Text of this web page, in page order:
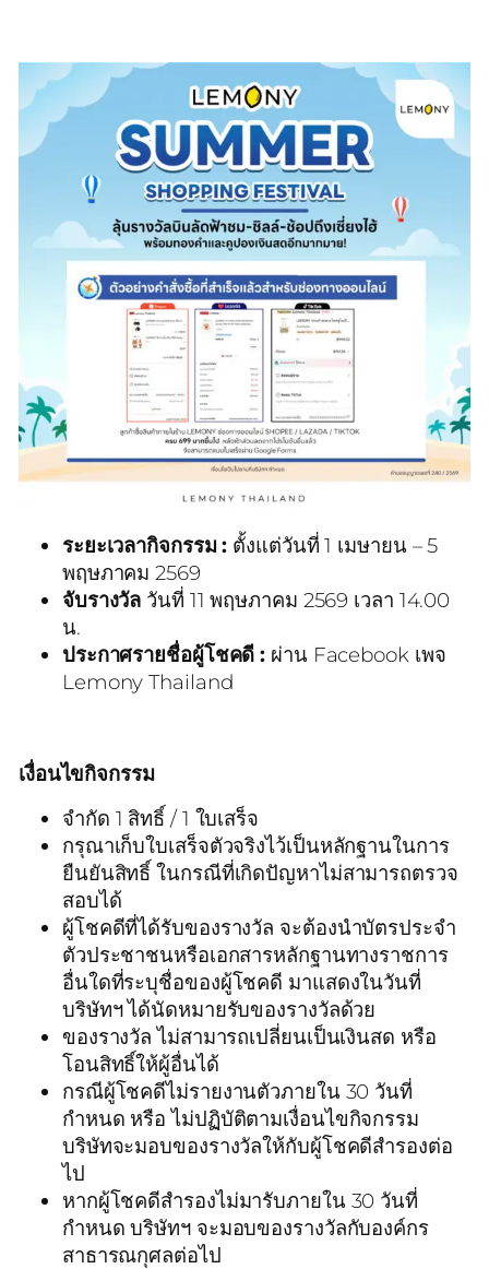
ระยะเวลากิจกรรม : ตั้งแต่วันที่ 1 เมษายน – 5
พฤษภาคม 2569
จับรางวัล วันที่ 11 พฤษภาคม 2569 เวลา 14.00
น.
ประกาศรายชื่อผู้โชคดี : ผ่าน Facebook เพจ
Lemony Thailand
เงื่อนไขกิจกรรม
จำกัด 1 สิทธิ์ / 1 ใบเสร็จ
กรุณาเก็บใบเสร็จตัวจริงไว้เป็นหลักฐานในการ
ยืนยันสิทธิ์ ในกรณีที่เกิดปัญหาไม่สามารถตรวจ
สอบได้
ผู้โชคดีที่ได้รับของรางวัล จะต้องนำบัตรประจำ
ตัวประชาชนหรือเอกสารหลักฐานทางราชการ
อื่นใดที่ระบุชื่อของผู้โชคดี มาแสดงในวันที่
บริษัทฯ ได้นัดหมายรับของรางวัลด้วย
ของรางวัล ไม่สามารถเปลี่ยนเป็นเงินสด หรือ
โอนสิทธิ์ให้ผู้อื่นได้
กรณีผู้โชคดีไม่รายงานตัวภายใน 30 วันที่
กำหนด หรือ ไม่ปฏิบัติตามเงื่อนไขกิจกรรม
บริษัทจะมอบของรางวัลให้กับผู้โชคดีสำรองต่อ
ไป
หากผู้โชคดีสำรองไม่มารับภายใน 30 วันที่
กำหนด บริษัทฯ จะมอบของรางวัลกับองค์กร
สาธารณกุศลต่อไป